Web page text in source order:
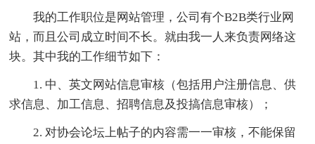
我的工作职位是网站管理，公司有个B2B类行业网
站，而且公司成立时间不长。就由我一人来负责网络这
块。其中我的工作细节如下：
1. 中、英文网站信息审核（包括用户注册信息、供
求信息、加工信息、招聘信息及投搞信息审核）；
2. 对协会论坛上帖子的内容需一一审核，不能保留